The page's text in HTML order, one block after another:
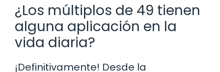
¿Los múltiplos de 49 tienen
alguna aplicación en la
vida diaria?
¡Definitivamente! Desde la